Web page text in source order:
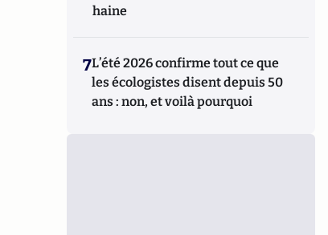
haine
7L’été 2026 confirme tout ce que
les écologistes disent depuis 50
ans : non, et voilà pourquoi